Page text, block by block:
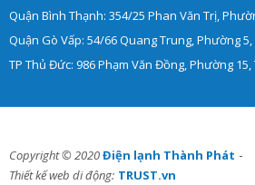
Quận Bình Thạnh: 354/25 Phan Văn Trị,
Quận Gò Vấp: 54/66 Quang Trung, Phường 5,
TP Thủ Đức: 986 Phạm Văn Đồng, Phường
Copyright © 2020Điện lạnh Thành Phát -
Thiết kế web di động: TRUST.vn